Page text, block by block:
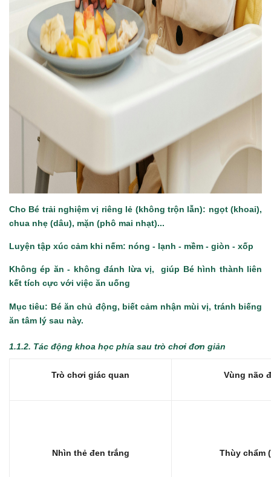
Cho Bé trải nghiệm vị riêng lẻ (không trộn lẫn): ngọt (khoai),
chua nhẹ (dâu), mặn (phô mai nhạt)...
Luyện tập xúc cảm khi nếm: nóng - lạnh - mềm - giòn - xốp
Không ép ăn - không đánh lừa vị, giúp Bé hình thành liên
kết tích cực với việc ăn uống
Mục tiêu: Bé ăn chủ động, biết cảm nhận mùi vị, tránh biếng
ăn tâm lý sau này.
1.1.2. Tác động khoa học phía sau trò chơi đơn giản
Trò chơi giác quan Vùng não
Nhìn thẻ đen trắng Thùy chẩm